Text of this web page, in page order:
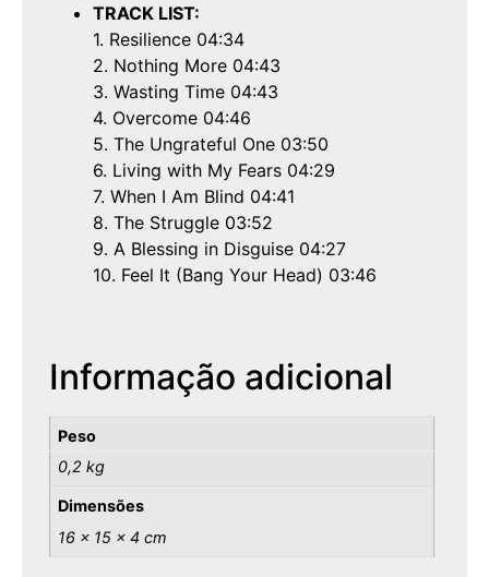
TRACK LIST:
1. Resilience 04:34
2. Nothing More 04:43
3. Wasting Time 04:43
4. Overcome 04:46
5. The Ungrateful One 03:50
6. Living with My Fears 04:29
7. When I Am Blind 04:41
8. The Struggle 03:52
9. A Blessing in Disguise 04:27
10. Feel It (Bang Your Head) 03:46
Informação adicional
Peso
0,2 kg
Dimensões
16 × 15 × 4 cm